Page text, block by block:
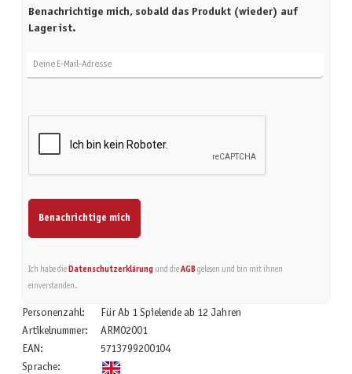
Benachrichtige mich, sobald das Produkt (wieder) auf
Lager ist.
Benachrichtige mich
Ich habe die Datenschutzerklärungund die AGBgelesen und bin mit ihnen
einverstanden.
Personenzahl:
Für Ab 1 Spielende ab 12 Jahren
Artikelnummer:
ARM02001
EAN:
5713799200104
Sprache: